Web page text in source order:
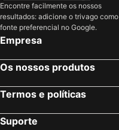
Encontre facilmente os nossos
resultados: adicione o trivago como
fonte preferencial no Google.
Empresa
Os nossos produtos
Termos e políticas
Suporte